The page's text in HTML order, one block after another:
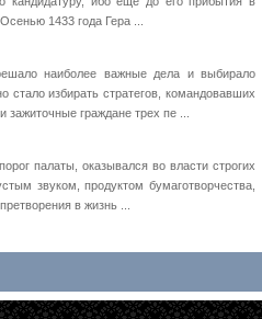
1433 года Гера ...
наиболее важные дела и выбирало
избирать стратегов, командовавших
граждане трех пе ...
палаты, оказывался во власти строгих
звуком, продуктом бумаготворчества,
в жизнь ...